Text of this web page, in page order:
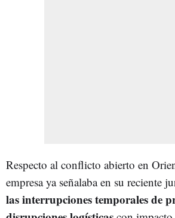
Respecto al conflicto abierto en
empresa ya señalaba en su reciente
las interrupciones temporales de